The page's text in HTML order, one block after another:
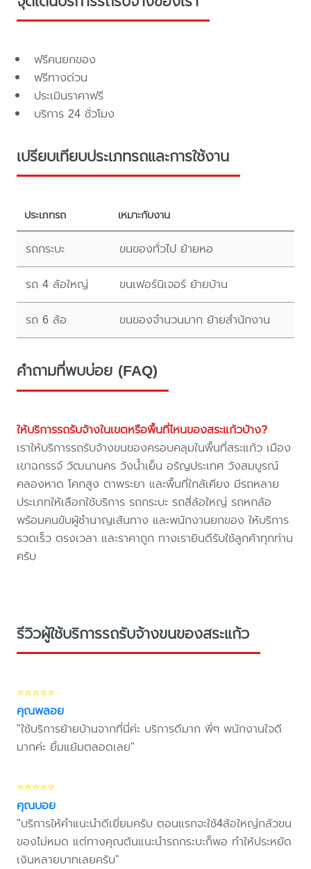
ฟรีคนยกของ
ฟรีทางด่วน
ประเมินราคาฟรี
บริการ 24 ชั่วโมง
เปรียบเทียบประเภทรถและการใช้งาน
ประเภทรถ เหมาะกับงาน
รถกระบะ ขนของทั่วไป ย้ายหอ
รถ 4 ล้อใหญ่ ขนเฟอร์นิเจอร์ ย้ายบ้าน
รถ 6 ล้อ ขนของจำนวนมาก ย้ายสำนักงาน
คำถามที่พบบ่อย (FAQ)
ให้บริการรถรับจ้างในเขตหรือพื้นที่ไหนของสระแก้วบ้าง?
เราให้บริการรถรับจ้างขนของครอบคลุมในพื้นที่สระแก้ว เมือง
เขาฉกรรจ์ วัฒนานคร วังน้ำเย็น อรัญประเทศ วังสมบูรณ์
คลองหาด โคกสูง ตาพระยา และพื้นที่ใกล้เคียง มีรถหลาย
ประเภทให้เลือกใช้บริการ รถกระบะ รถสี่ล้อใหญ่ รถหกล้อ
พร้อมคนขับผู้ชำนาญเส้นทาง และพนักงานยกของ ให้บริการ
รวดเร็ว ตรงเวลา และราคาถูก ทางเรายินดีรับใช้ลูกค้าทุกท่าน
ครับ
รีวิวผู้ใช้บริการรถรับจ้างขนของสระแก้ว
⭐⭐⭐⭐⭐
คุณพลอย
"ใช้บริการย้ายบ้านจากที่นี่ค่ะ บริการดีมาก พี่ๆ พนักงานใจดี
มากค่ะ ยิ้มแย้มตลอดเลย"
⭐⭐⭐⭐⭐
คุณบอย
"บริการให้คำแนะนำดีเยี่ยมครับ ตอนแรกจะใช้4ล้อใหญ่กลัวขน
ของไม่หมด แต่ทางคุณต้นแนะนำรถกระบะก็พอ ทำให้ประหยัด
เงินหลายบาทเลยครับ"